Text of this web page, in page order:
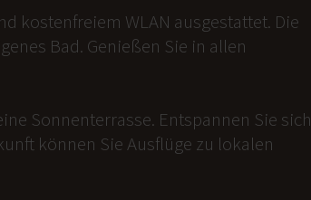
kostenfreiem WLAN ausgestattet. Die
Bad. Genießen Sie in allen
Sonnenterrasse. Entspannen Sie sich
können Sie Ausflüge zu lokalen